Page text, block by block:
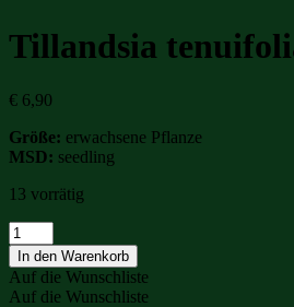
Tillandsia
€ 6,90
Größe: erwachsene Pflanze
MSD: seedling
13 vorrätig
Tillandsia
tenuifolia-
Hybriden
Menge
In den Warenkorb
Auf die Wunschliste
Auf die Wunschliste